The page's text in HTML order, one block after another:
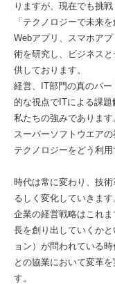
りますが、現在でも挑
「テクノロジーで未来
Webアプリ、スマホア
術を研究し、ビジネス
供しております。
経営、IT部門の真のパ
的な視点でITによる課
私たちの強みであります
スーパーソフトウエア
テクノロジーをどう利用
時代は常に変わり、技
るしく変化していきます
企業の経営戦略はこれ
長を創り出していくか
ョン）が問われている
との協業において変革
す。